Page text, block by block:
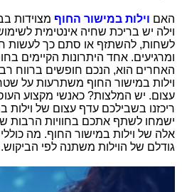
האם וילות במישור החוף מצוידות
וילה יש בריכת שחיה אינטימית
לשחות, להשתזף או סתם כך לעשות
ומרגיעים. אחד היתרונות הקיימים
האחרים הוא, הנכם חופשים ברווח
וילות במישור החוף משתרעות על שטח
עצום. יש המלצות? כאנשי מקצוע
ריכזנו בשבילכם עדף עצום של וילות
ישמחו לשתף אתכם בחוויות הרבות
אלה של וילות במישור החוף. מה
גודלם של הוילות משתנה לפי הביקוש.